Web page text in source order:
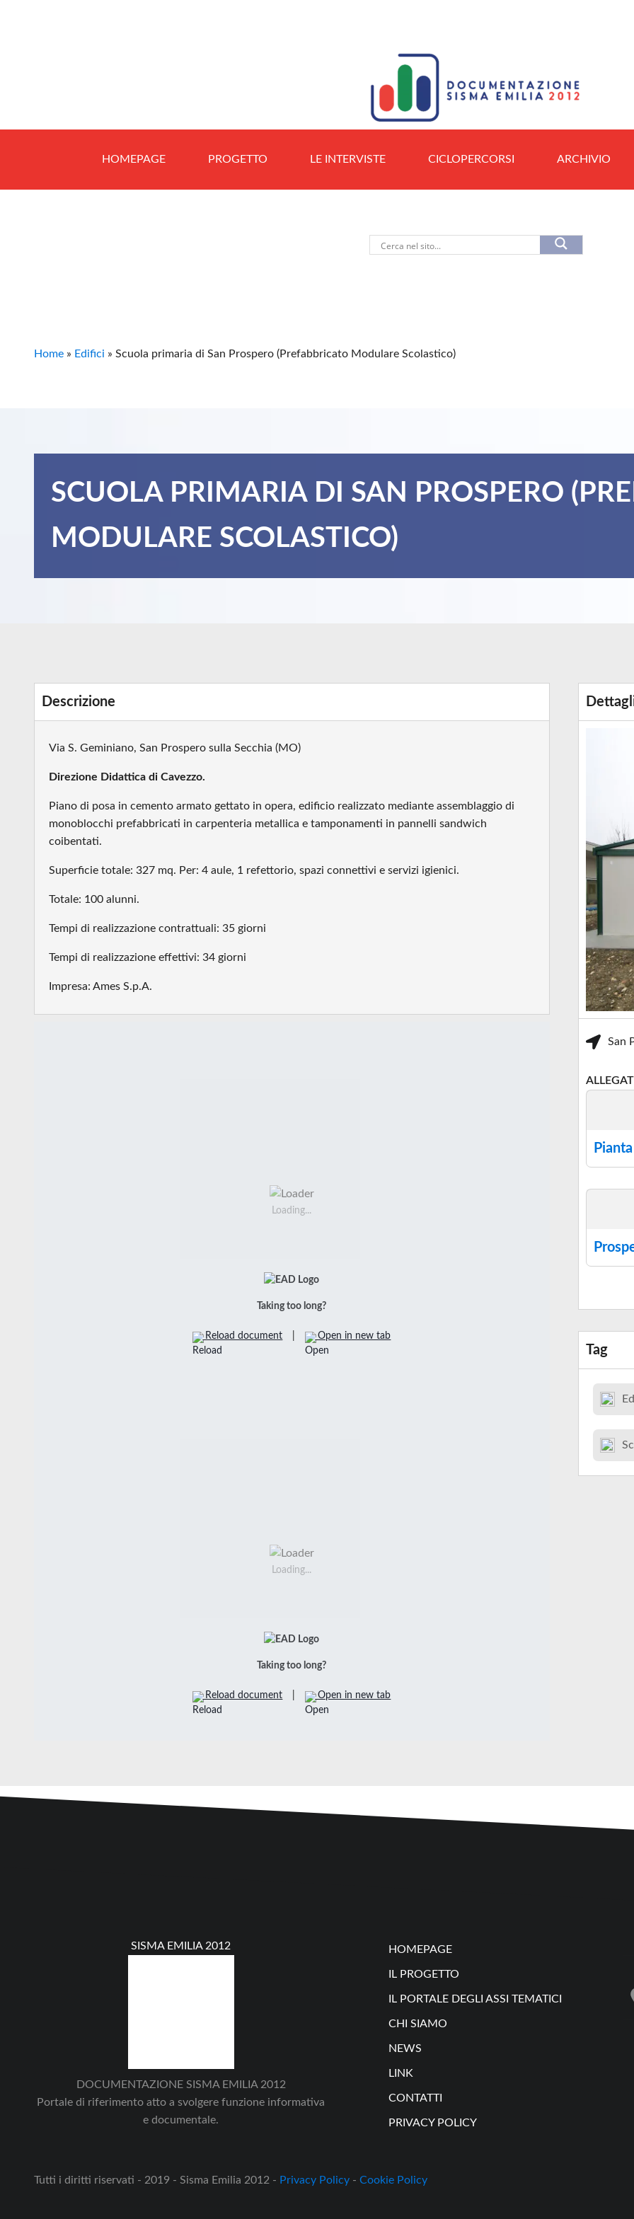
HOMEPAGE PROGETTO LE INTERVISTE CICLOPERCORSI ARCHIVIO
Home » Edifici » Scuola primaria di San Prospero (Prefabbricato Modulare Scolastico)
SCUOLA PRIMARIA DI SAN PROSPERO
MODULARE SCOLASTICO)
Descrizione
Via S. Geminiano, San Prospero sulla Secchia (MO)
Direzione Didattica di Cavezzo.
Piano di posa in cemento armato gettato in opera, edificio realizzato mediante assemblaggio di
monoblocchi prefabbricati in carpenteria metallica e tamponamenti in pannelli sandwich
coibentati.
Superficie totale: 327 mq. Per: 4 aule, 1 refettorio, spazi connettivi e servizi igienici.
Totale: 100 alunni.
Tempi di realizzazione contrattuali: 35 giorni
Tempi di realizzazione effettivi: 34 giorni
Impresa: Ames S.p.A.
Loading...
Taking too long?
Reload document Open in new tab
Loading...
Taking too long?
Reload document Open in new tab
San
Tag
SISMA EMILIA 2012
DOCUMENTAZIONE SISMA EMILIA 2012
Portale di riferimento atto a svolgere funzione informativa
e documentale.
HOMEPAGE
IL PROGETTO
IL PORTALE DEGLI ASSI TEMATICI
CHI SIAMO
NEWS
LINK
CONTATTI
PRIVACY POLICY
Tutti i diritti riservati - 2019 - Sisma Emilia 2012 - Privacy Policy - Cookie Policy